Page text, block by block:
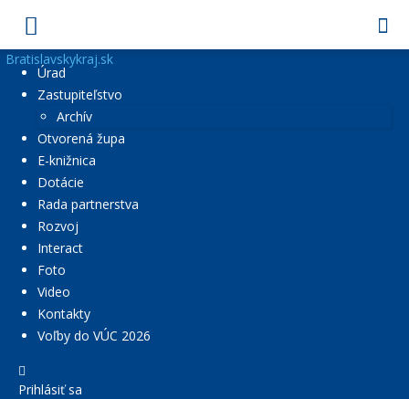
Bratislavskykraj.sk
Úrad
Zastupiteľstvo
Archív
Otvorená župa
E-knižnica
Dotácie
Rada partnerstva
Rozvoj
Interact
Foto
Video
Kontakty
Voľby do VÚC 2026
Prihlásiť sa